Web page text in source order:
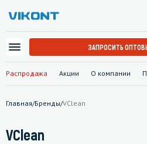
Распродажа Акции О компании
ЗАПРОСИТЬ
Главная/Бренды/VClean
VClean